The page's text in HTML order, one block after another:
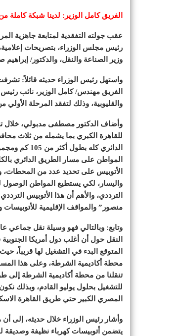
الفريق كامل الوزير: لدينا شبكة كاملة
رئيس مجلس الوزراء، بتصريحات
وزير الصناعة والنقل، والدكتور/
واستهل رئيس الوزراء حديثه قائلاً:
الفريق مهندس/ كامل الوزير، نائب رئيس
والقليوبية، وذلك لتفقد المرحلة
وأضاف الدكتور مصطفى مدبولي، خلال
للقاهرة الكبري بما يشمله من ثلاث
الدائري
المواطن على مسار الطريق الدائري
الأتوبيس على تحديد عدد من
واليسار، لكي يستطيع المواطن الوصول
الترددي، والأهم أن هذا الأتوبيس
منصور” والمواقف الإقليمية
وتابع: وبالتالي فهو وسيلة نقل جماعي
النقل حول أن أغلب دول أمريكا
المتوقع البدء في التشغيل لها قريباً،
محطة أكاديمية الشرطة، وعلى هذا
تنقلنا من محطة أكاديمية الشرطة إلى
للتشغيل بحلول يوليو القادم، وبذلك
المصري الكبير حتي طريق القاهرة
وأشار رئيس الوزراء خلال حديثه، إلى
يتضمن أتوبيسات كهرباء نظيفة وصديقة